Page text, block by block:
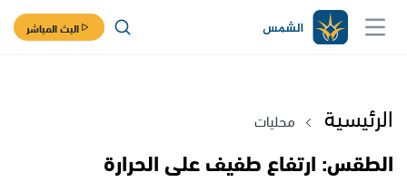
البث المباشر
الرئيسية محليات
الطقس: ارتفاع طفيف على الحرارة